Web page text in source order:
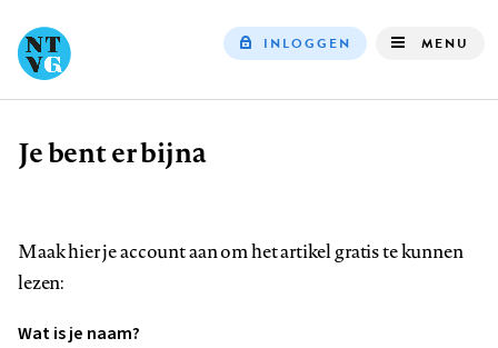
INLOGGEN MENU
Kruimelpad
Je bent er bijna
Maak hier je account aan om het artikel gratis te kunnen
lezen:
Wat is je naam?